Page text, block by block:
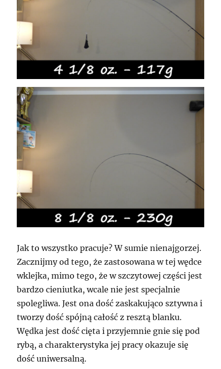
Jak to wszystko pracuje? W sumie nienajgorzej.
Zacznijmy od tego, że zastosowana w tej wędce
wklejka, mimo tego, że w szczytowej części jest
bardzo cieniutka, wcale nie jest specjalnie
spolegliwa. Jest ona dość zaskakująco sztywna i
tworzy dość spójną całość z resztą blanku.
Wędka jest dość cięta i przyjemnie gnie się pod
rybą, a charakterystyka jej pracy okazuje się
dość uniwersalną.